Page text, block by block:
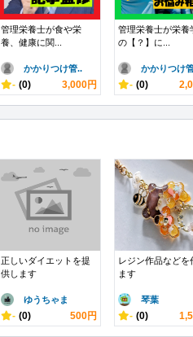
管理栄養士が食や栄
養、健康に関...
かかりつけ管..
- (0) 3,000円
管理栄養士が栄養
の【？】に...
かかりつけ
- (0)
正しいダイエットを提
供します
ゆうちゃま
- (0) 500円
レジン作品などを
ます
琴葉
- (0)